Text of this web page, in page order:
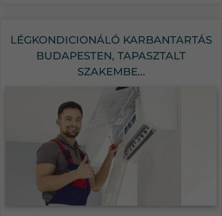
LÉGKONDICIONÁLÓ KARBANTARTÁS
BUDAPESTEN, TAPASZTALT
SZAKEMBE...